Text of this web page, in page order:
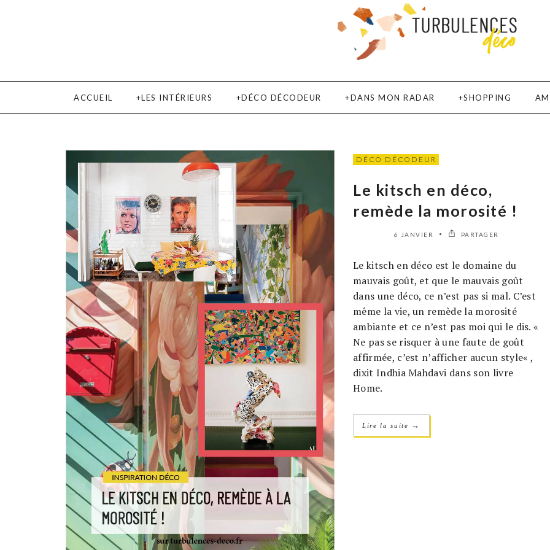
ACCUEIL LES INTÉRIEURS DÉCO DÉCODEUR DANS MON RADAR SHOPPING
DÉCO DÉCODEUR
Le kitsch en déco,
remède la morosité !
6 JANVIER PARTAGER
Le kitsch en déco est le domaine du
mauvais goût, et que le mauvais goût
dans une déco, ce n’est pas si mal. C’est
même la vie, un remède la morosité
ambiante et ce n’est pas moi qui le dis. «
Ne pas se risquer à une faute de goût
affirmée, c’est n’afficher aucun style« ,
dixit Indhia Mahdavi dans son livre
Home.
Lire la suite →